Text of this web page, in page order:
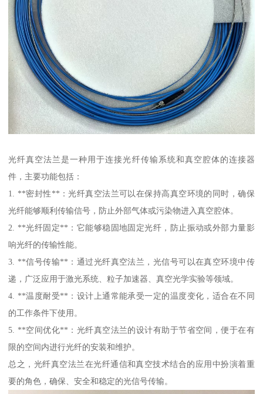
光纤真空法兰是一种用于连接光纤传输系统和真空腔体的连接器
件，主要功能包括：
1. **密封性**：光纤真空法兰可以在保持高真空环境的同时，确保
光纤能够顺利传输信号，防止外部气体或污染物进入真空腔体。
2. **光纤固定**：它能够稳固地固定光纤，防止振动或外部力量影
响光纤的传输性能。
3. **信号传输**：通过光纤真空法兰，光信号可以在真空环境中传
递，广泛应用于激光系统、粒子加速器、真空光学实验等领域。
4. **温度耐受**：设计上通常能承受一定的温度变化，适合在不同
的工作条件下使用。
5. **空间优化**：光纤真空法兰的设计有助于节省空间，便于在有
限的空间内进行光纤的安装和维护。
总之，光纤真空法兰在光纤通信和真空技术结合的应用中扮演着重
要的角色，确保、安全和稳定的光信号传输。